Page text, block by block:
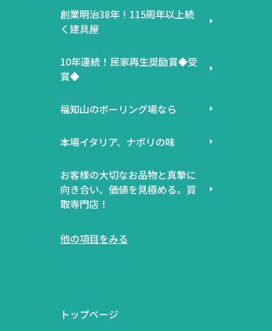
創業明治38年！115周年以上続
く建具屋
10年連続！民家再生奨励賞◆受
賞◆
福知山のボーリング場なら
本場イタリア、ナポリの味
お客様の大切なお品物と真摯に
向き合い、価値を見極める。買
取専門店！
他の項目をみる
トップページ